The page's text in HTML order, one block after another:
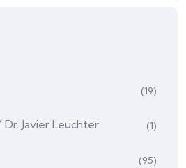
(19)
Javier Leuchter (1)
(95)